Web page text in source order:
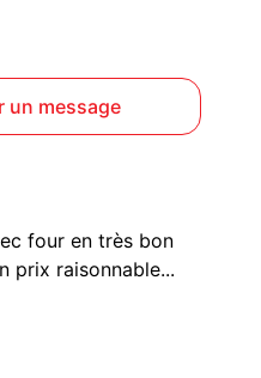
un message
four en très bon
prix raisonnable...